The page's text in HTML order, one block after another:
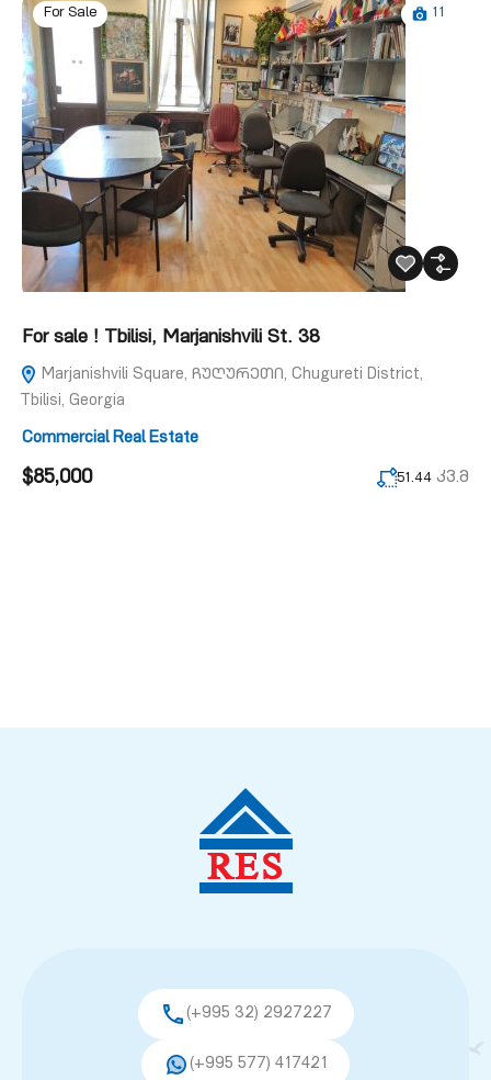
For Sale 11
For sale ! Tbilisi, Marjanishvili St. 38
Marjanishvili Square, ჩუღურეთი, Chugureti District,
Tbilisi, Georgia
Commercial Real Estate
$85,000 51.44 კვ.მ
(+995 32) 2927227
(+995 577) 417421